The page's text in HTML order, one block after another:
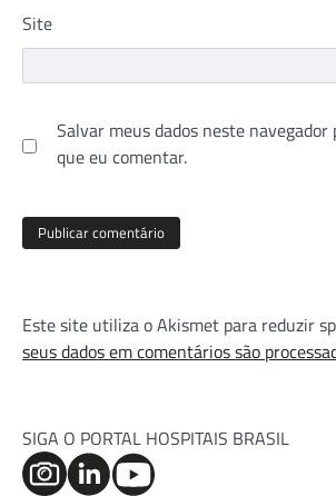
Site
Salvar meus dados neste navegador
que eu comentar.
Este site utiliza o Akismet para reduzir
seus dados em comentários são
SIGA O PORTAL HOSPITAIS BRASIL